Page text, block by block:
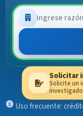
Solicitar
Solicite un
Uso frecuente: